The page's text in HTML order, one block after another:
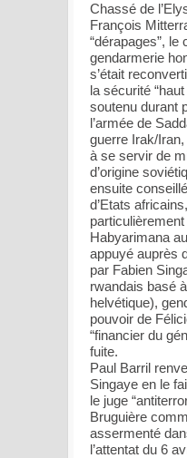
Chassé de
François
“dérapages”, le
gendarmerie
s’était
la sécurité
soutenu durant
l’armée de
guerre Irak/
à se servir de
d’origine
ensuite
d’Etats
Habyarimana
appuyé auprès
par Fabien
rwandais basé
helvétique),
pouvoir de
“financier du
fuite.
Paul Barril
Singaye en le
le juge
Bruguière
assermenté
l’attentat du 6